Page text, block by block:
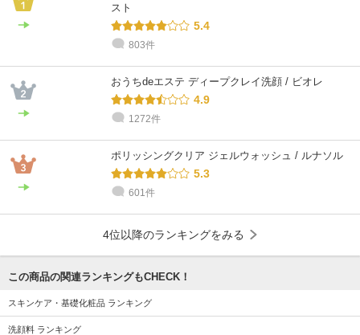
スト
5.4
803件
おうちdeエステ ディープクレイ洗顔 / ビオレ
4.9
1272件
ポリッシングクリア ジェルウォッシュ / ルナソル
5.3
601件
4位以降のランキングをみる
この商品の関連ランキングもCHECK！
スキンケア・基礎化粧品 ランキング
洗顔料 ランキング